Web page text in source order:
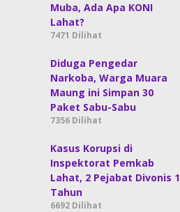
Muba, Ada Apa KONI
Lahat?
7471 Dilihat
Diduga Pengedar
Narkoba, Warga Muara
Maung ini Simpan 30
Paket Sabu-Sabu
7356 Dilihat
Kasus Korupsi di
Inspektorat Pemkab
Lahat, 2 Pejabat Divonis 1
Tahun
6692 Dilihat